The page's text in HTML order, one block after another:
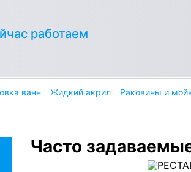
работаем
ванн Жидкий акрил Раковины и
Часто